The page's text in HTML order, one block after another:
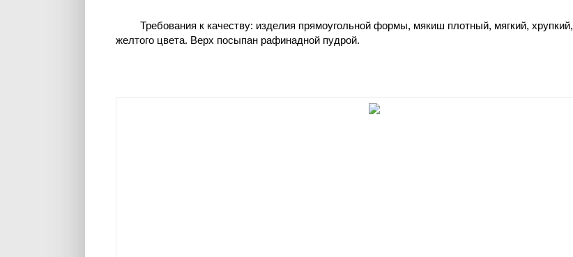
Требования к качеству: изделия прямоугольной формы, мякиш плотный, мягкий, хрупкий,
желтого цвета. Верх посыпан рафинадной пудрой.